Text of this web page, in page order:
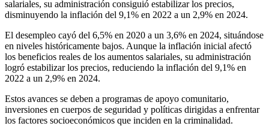
salariales, su administración consiguió estabilizar los precios,
disminuyendo la inflación del 9,1% en 2022 a un 2,9% en 2024.
El desempleo cayó del 6,5% en 2020 a un 3,6% en 2024, situándose
en niveles históricamente bajos. Aunque la inflación inicial afectó
los beneficios reales de los aumentos salariales, su administración
logró estabilizar los precios, reduciendo la inflación del 9,1% en
2022 a un 2,9% en 2024.
Estos avances se deben a programas de apoyo comunitario,
inversiones en cuerpos de seguridad y políticas dirigidas a enfrentar
los factores socioeconómicos que inciden en la criminalidad.